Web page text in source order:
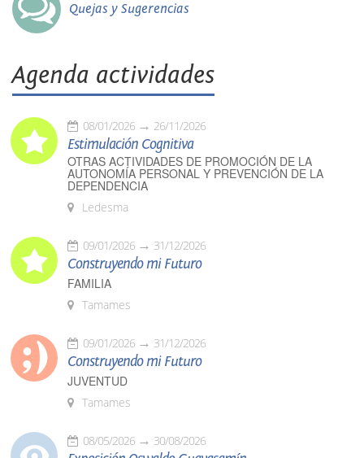
Quejas y Sugerencias
Agenda actividades
08/01/2026 26/11/2026
Estimulación Cognitiva
OTRAS ACTIVIDADES DE PROMOCIÓN DE LA
AUTONOMÍA PERSONAL Y PREVENCIÓN DE LA
DEPENDENCIA
Ledesma
09/01/2026 31/12/2026
Construyendo mi Futuro
FAMILIA
Tamames
09/01/2026 31/12/2026
Construyendo mi Futuro
JUVENTUD
Tamames
08/05/2026 30/08/2026